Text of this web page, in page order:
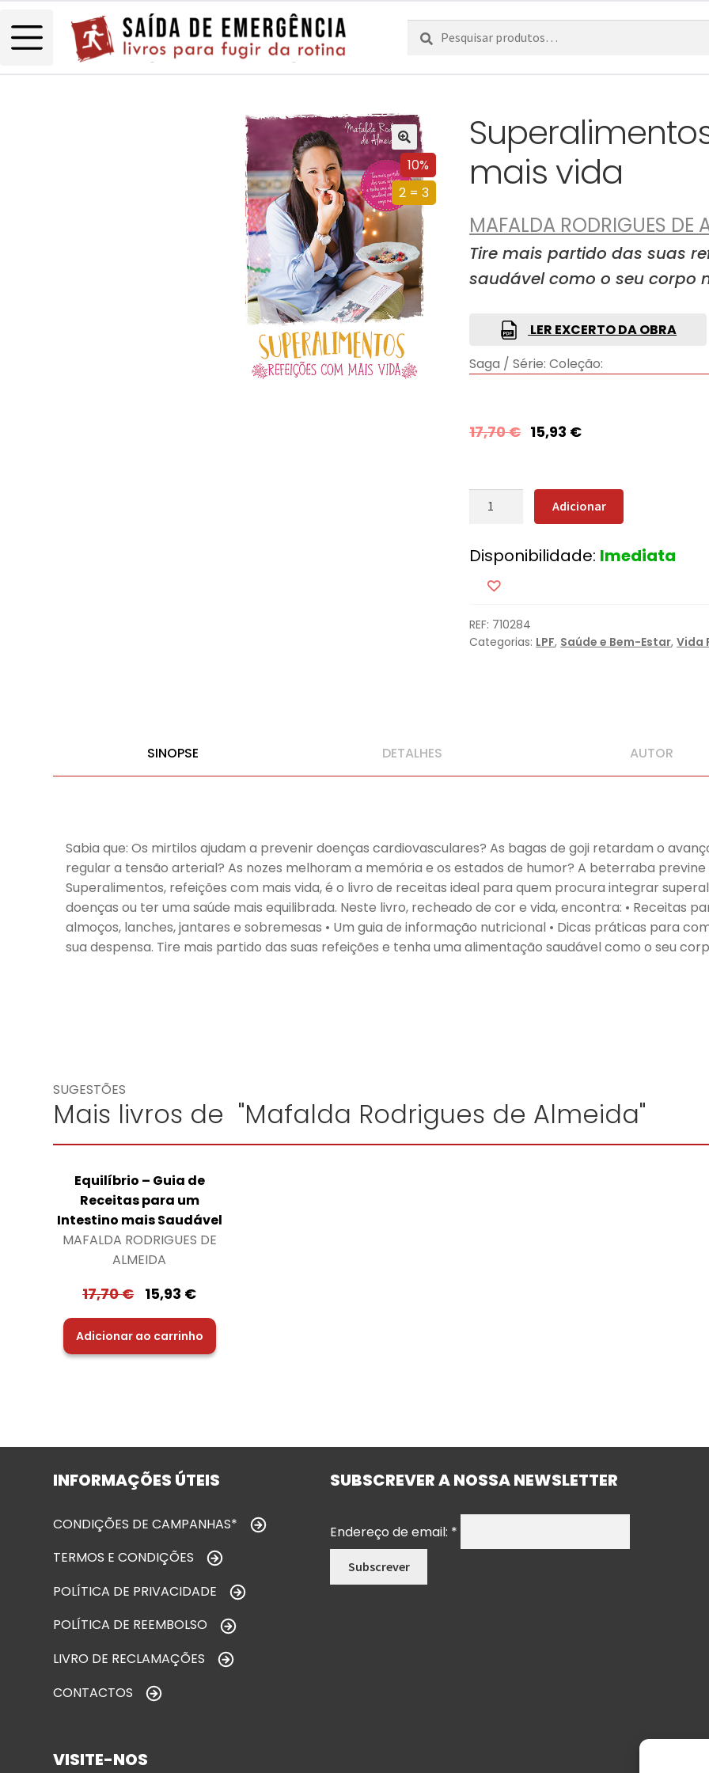
Pesquisar
por:
Pesquisa
10%
2 = 3
mais vida
MAFALDA RODRIGUES DE
Tire mais partido das suas
saudável como o seu corpo
LER EXCERTO DA OBRA
Saga / Série: Coleção:
17,70€ 15,93 €
Quantidade
refeições
com
mais
vida
Adicionar
Disponibilidade: Imediata
REF: 710284
Categorias: LPF, Saúde e Bem-Estar,Vida
SINOPSE DETALHES AUTOR
Sabia que: Os mirtilos ajudam a prevenir doenças cardiovasculares? As bagas de goji retardam o
regular a tensão arterial? As nozes melhoram a memória e os estados de humor? A beterraba
Superalimentos, refeições com mais vida, é o livro de receitas ideal para quem procura integrar
doenças ou ter uma saúde mais equilibrada. Neste livro, recheado de cor e vida, encontra: • Receitas
almoços, lanches, jantares e sobremesas • Um guia de informação nutricional • Dicas práticas para
sua despensa. Tire mais partido das suas refeições e tenha uma alimentação saudável como o seu
SUGESTÕES
Mais livros de "Mafalda Rodrigues de Almeida"
Equilíbrio – Guia de
Receitas para um
Intestino mais Saudável
MAFALDA RODRIGUES DE
ALMEIDA
17,70€ 15,93 €
Adicionar ao carrinho
INFORMAÇÕES ÚTEIS
CONDIÇÕES DE CAMPANHAS*
TERMOS E CONDIÇÕES
POLÍTICA DE PRIVACIDADE
POLÍTICA DE REEMBOLSO
LIVRO DE RECLAMAÇÕES
CONTACTOS
SUBSCREVER A NOSSA NEWSLETTER
Endereço de email: *
VISITE-NOS